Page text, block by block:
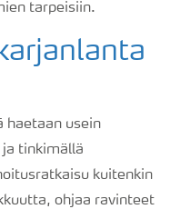
tarpeisiin.
haetaan usein
tinkimällä
kuitenkin
ohjaa ravinteet